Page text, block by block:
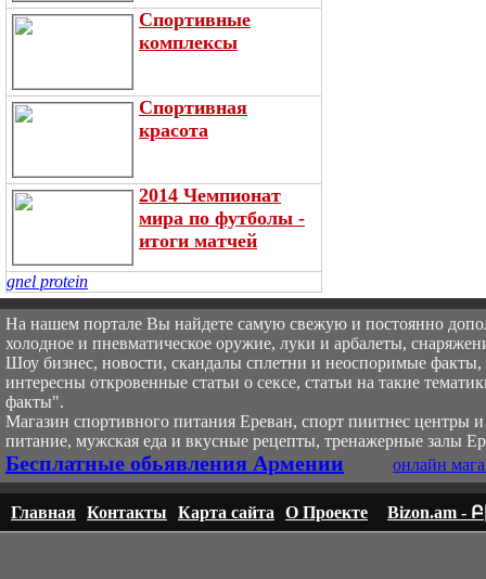
Спортивные
комплексы
Спортивная
красота
2014 Чемпионат
мира по футболы -
итоги матчей
gnel protein
На нашем портале Вы найдете самую свежую и постоянно
холодное и пневматическое оружие, луки и арбалеты,
Шоу бизнес, новости, скандалы сплетни и неоспоримые факты,
интересны откровенные статьи о сексе, статьи на такие
факты".
Магазин спортивного питания Ереван, спорт пиитнес центры
питание, мужская еда и вкусные рецепты, тренажерные залы
Бесплатные обьявления Армении онлайн
Главная Контакты Карта сайта О Проекте Bizon.am -